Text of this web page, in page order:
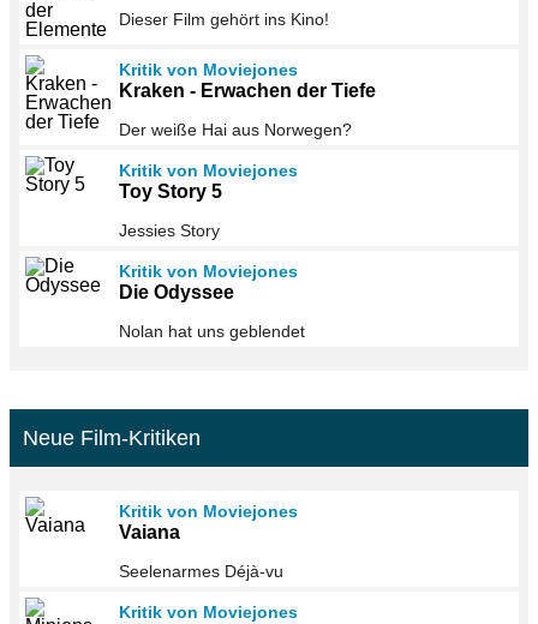
Dieser Film gehört ins Kino!
Kritik von Moviejones
Kraken - Erwachen der Tiefe
Der weiße Hai aus Norwegen?
Kritik von Moviejones
Toy Story 5
Jessies Story
Kritik von Moviejones
Die Odyssee
Nolan hat uns geblendet
Neue Film-Kritiken
Kritik von Moviejones
Vaiana
Seelenarmes Déjà-vu
Kritik von Moviejones